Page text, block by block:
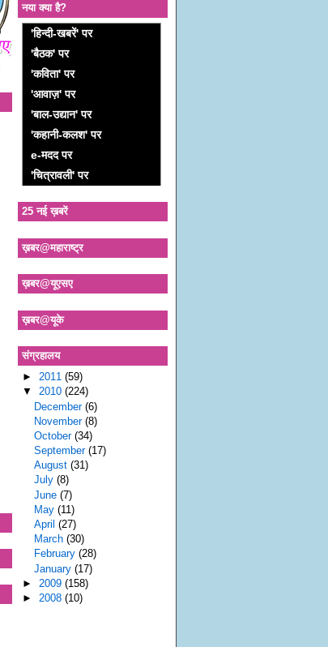
नया क्या है?
'हिन्दी-खबरें' पर
'बैठक' पर
'कविता' पर
'आवाज़' पर
'बाल-उद्यान' पर
'कहानी-कलश' पर
e-मदद पर
'चित्रावली' पर
25 नई ख़बरें
ख़बर@महाराष्ट्र
ख़बर@यूएसए
ख़बर@यूके
संग्रहालय
►2011(59)
▼2010(224)
December(6)
November(8)
October(34)
September(17)
August(31)
July(8)
June(7)
May(11)
April(27)
March(30)
February(28)
January(17)
► 2009(158)
► 2008(10)